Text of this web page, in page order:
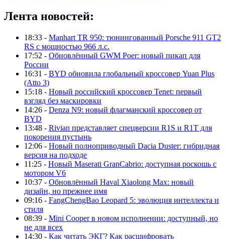
Лента новостей:
18:33 - Manhart TR 950: тюнингованный Porsche 911 GT2
RS с мощностью 966 л.с.
17:52 - Обновлённый GWM Poer: новый пикап для
России
16:31 - BYD обновила глобальный кроссовер Yuan Plus
(Atto 3)
15:18 - Новый российский кроссовер Tenet: первый
взгляд без маскировки
14:26 - Denza N9: новый флагманский кроссовер от
BYD
13:48 - Rivian представляет спецверсии R1S и R1T для
покорения пустынь
12:06 - Новый полноприводный Dacia Duster: гибридная
версия на подходе
11:25 - Новый Maserati GranCabrio: доступная роскошь с
мотором V6
10:37 - Обновлённый Haval Xiaolong Max: новый
дизайн, но прежнее имя
09:16 - FangChengBao Leopard 5: эволюция интеллекта и
стиля
08:39 - Mini Cooper в новом исполнении: доступный, но
не для всех
14:30 - Как читать ЭКГ? Как расшифровать